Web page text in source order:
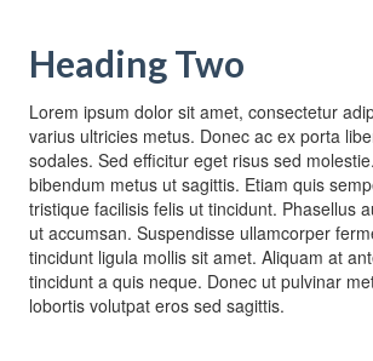
Heading Two
Lorem ipsum dolor sit amet, consectetur
varius ultricies metus. Donec ac ex porta
sodales. Sed efficitur eget risus sed
bibendum metus ut sagittis. Etiam quis
tristique facilisis felis ut tincidunt. Phasellus
ut accumsan. Suspendisse ullamcorper
tincidunt ligula mollis sit amet. Aliquam at
tincidunt a quis neque. Donec ut pulvinar
lobortis volutpat eros sed sagittis.